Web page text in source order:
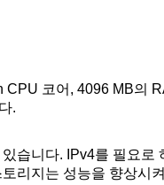
코어, 4096 MB의
.
습니다. IPv4를 필요로
리지는 성능을 향상시